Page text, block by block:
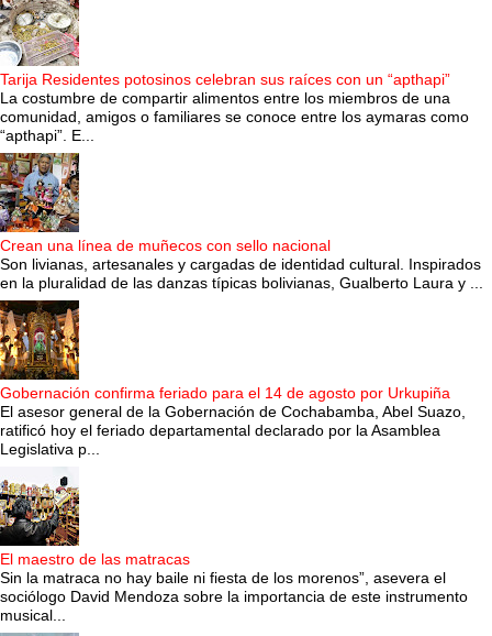
Tarija Residentes potosinos celebran sus raíces con un “apthapi”
La costumbre de compartir alimentos entre los miembros de una
comunidad, amigos o familiares se conoce entre los aymaras como
“apthapi”. E...
Crean una línea de muñecos con sello nacional
Son livianas, artesanales y cargadas de identidad cultural. Inspirados
en la pluralidad de las danzas típicas bolivianas, Gualberto Laura y ...
Gobernación confirma feriado para el 14 de agosto por Urkupiña
El asesor general de la Gobernación de Cochabamba, Abel Suazo,
ratificó hoy el feriado departamental declarado por la Asamblea
Legislativa p...
El maestro de las matracas
Sin la matraca no hay baile ni fiesta de los morenos”, asevera el
sociólogo David Mendoza sobre la importancia de este instrumento
musical...